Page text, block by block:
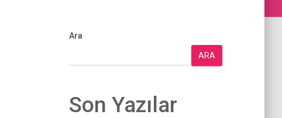
Ara
ARA
Son Yazılar